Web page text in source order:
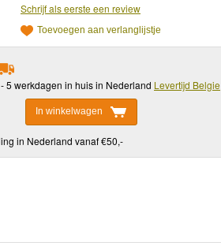
Schrijf als eerste een review
Toevoegen aan verlanglijstje
5 werkdagen in huis in Nederland Levertijd Belgie
In winkelwagen
in Nederland vanaf €50,-